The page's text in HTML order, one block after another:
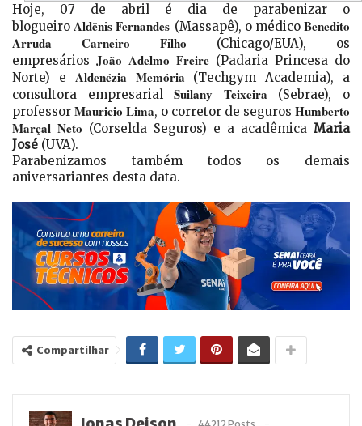
Hoje, 07 de abril é dia de parabenizar o
blogueiro Aldênis Fernandes (Massapê), o médicoBenedito
Arruda Carneiro Filho
(Chicago/EUA), os
empresários João Adelmo Freire (Padaria Princesa do
Norte) e Aldenézia Memória (Techgym Academia), a
consultora empresarialSuilany Teixeira (Sebrae), o
professor Mauricio Lima, o corretor de seguros Humberto
Marçal Neto (Corselda Seguros) e a acadêmica Maria
José (UVA).
Parabenizamos também todos os demais
aniversariantes desta data.
Compartilhar
44212 Posts